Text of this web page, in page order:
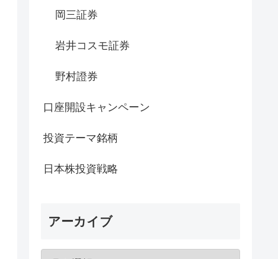
岡三証券
岩井コスモ証券
野村證券
口座開設キャンペーン
投資テーマ銘柄
日本株投資戦略
アーカイブ